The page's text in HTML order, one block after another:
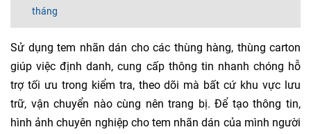
tháng
Sử dụng tem nhãn dán cho các thùng hàng, thùng carton
giúp việc định danh, cung cấp thông tin nhanh chóng hỗ
trợ tối ưu trong kiểm tra, theo dõi mà bất cứ khu vực lưu
trữ, vận chuyển nào cùng nên trang bị. Để tạo thông tin,
hình ảnh chuyên nghiệp cho tem nhãn dán của mình người